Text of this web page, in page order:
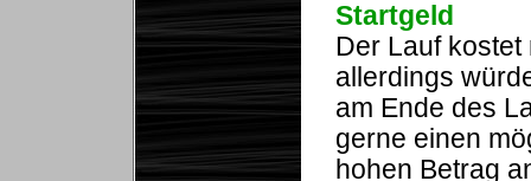
Startgeld
Der Lauf kostet
allerdings
am Ende des
gerne einen
hohen Betrag